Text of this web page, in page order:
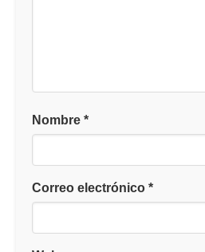
Nombre *
Correo electrónico *